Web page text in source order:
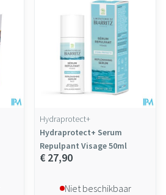
Hydraprotect+
Hydraprotect+ Serum
Repulpant Visage 50ml
€ 27,90
Niet beschikbaar